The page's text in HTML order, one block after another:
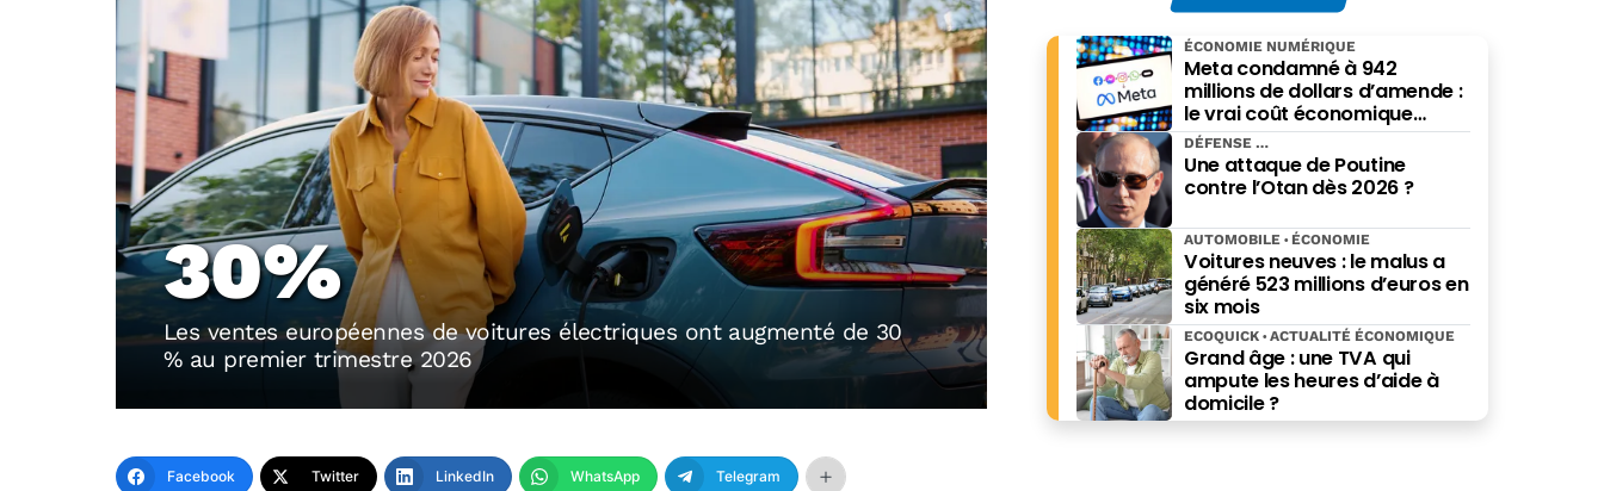
30%
Les ventes européennes de voitures électriques ont augmenté de 30
% au premier trimestre 2026
Facebook Twitter LinkedIn WhatsApp Telegram
Meta condamné à 942
millions de dollars d’amende :
le vrai coût économique
imposé par le Nouveau-
Mexique
ÉCONOMIE NUMÉRIQUE
Une attaque de Poutine
contre l’Otan dès 2026 ?
DÉFENSE
Voitures neuves : le malus a
généré 523 millions d’euros en
six mois
AUTOMOBILE ÉCONOMIE
Grand âge : une TVA qui
ampute les heures d’aide à
domicile ?
ECOQUICK ACTUALITÉ ÉCONOMIQUE